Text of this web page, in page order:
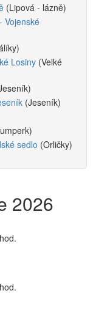
(Lipová - lázně)
Vojenské
Losiny (Velké
(Jeseník)
sedlo (Orličky)
2026